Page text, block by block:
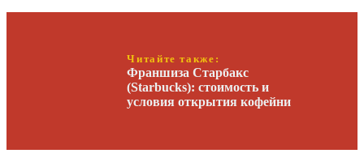
Читайте также:
Франшиза Старбакс
(Starbucks): стоимость и
условия открытия кофейни